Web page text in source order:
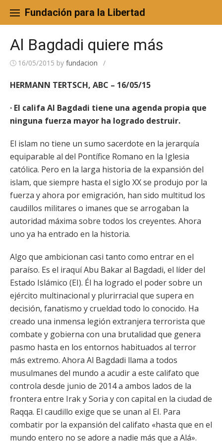
content
Fundación para la Libertad
Al Bagdadi quiere más
16/05/2015 by fundacion /
HERMANN TERTSCH, ABC – 16/05/15
· El califa Al Bagdadi tiene una agenda propia que
ninguna fuerza mayor ha logrado destruir.
El islam no tiene un sumo sacerdote en la jerarquía
equiparable al del Pontífice Romano en la Iglesia
católica. Pero en la larga historia de la expansión del
islam, que siempre hasta el siglo XX se produjo por la
fuerza y ahora por emigración, han sido multitud los
caudillos militares o imanes que se arrogaban la
autoridad máxima sobre todos los creyentes. Ahora
uno ya ha entrado en la historia.
Algo que ambicionan casi tanto como entrar en el
paraíso. Es el iraquí Abu Bakar al Bagdadi, el líder del
Estado Islámico (EI). Él ha logrado el poder sobre un
ejército multinacional y plurirracial que supera en
decisión, fanatismo y crueldad todo lo conocido. Ha
creado una inmensa legión extranjera terrorista que
combate y gobierna con una brutalidad que genera
pasmo hasta en los entornos habituados al terror
más extremo. Ahora Al Bagdadi llama a todos
musulmanes del mundo a acudir a este califato que
controla desde junio de 2014 a ambos lados de la
frontera entre Irak y Soria y con capital en la ciudad de
Raqqa. El caudillo exige que se unan al EI. Para
combatir por la expansión del califato «hasta que en el
mundo entero no se adore a nadie más que a Alá».